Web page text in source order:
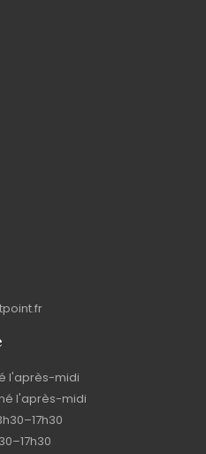
l'après-midi
l'après-midi